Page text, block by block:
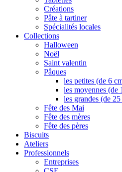
Créations
Pâte à tartiner
Spécialités locales
Collections
Halloween
Noël
Saint valentin
Pâques
les petites (de 6
les moyennes (de
les grandes (de
Fête des Mai
Fête des mères
Fête des pères
Biscuits
Ateliers
Professionnels
Entreprises